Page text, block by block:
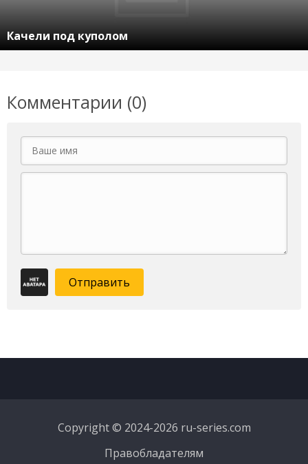
Качели под куполом
Комментарии (0)
Отправить
Copyright © 2024-2026 ru-series.com
Правобладателям